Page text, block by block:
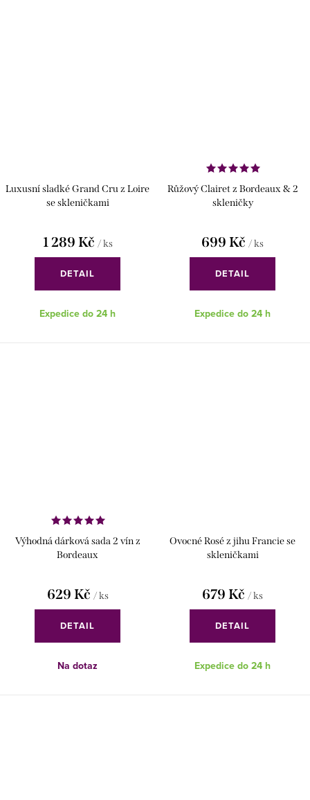
Luxusní sladké Grand Cru z Loire
se skleničkami
1 289 Kč / ks
DETAIL
Expedice do 24 h
Růžový Clairet z Bordeaux & 2
skleničky
699 Kč / ks
DETAIL
Expedice do 24 h
Výhodná dárková sada 2 vín z
Bordeaux
629 Kč / ks
DETAIL
Na dotaz
Ovocné Rosé z jihu Francie se
skleničkami
679 Kč / ks
DETAIL
Expedice do 24 h